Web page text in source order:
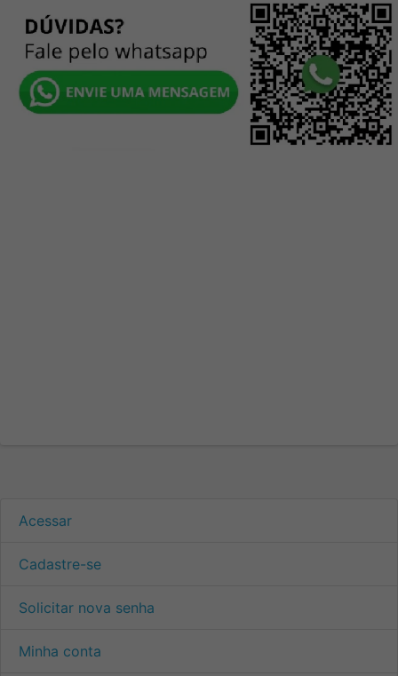
Acessar
Cadastre-se
Solicitar nova senha
Minha conta